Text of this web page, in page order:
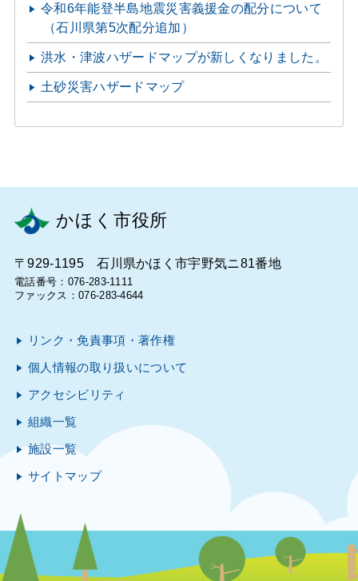
令和6年能登半島地震災害義援金の配分について
（石川県第5次配分追加）
洪水・津波ハザードマップが新しくなりました。
土砂災害ハザードマップ
かほく市役所
〒929-1195 石川県かほく市宇野気ニ81番地
電話番号：076-283-1111
ファックス：076-283-4644
リンク・免責事項・著作権
個人情報の取り扱いについて
アクセシビリティ
組織一覧
施設一覧
サイトマップ